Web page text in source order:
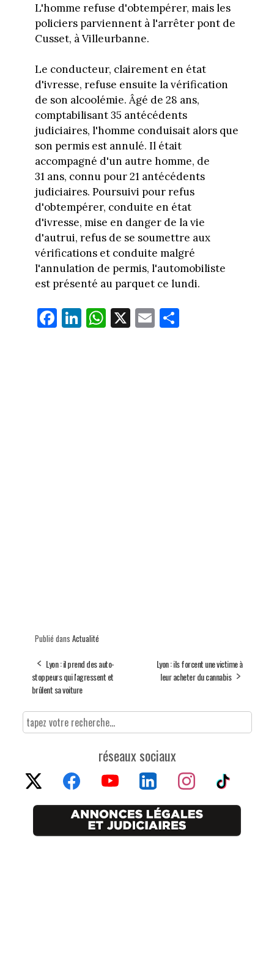
L'homme refuse d'obtempérer, mais les
policiers parviennent à l'arrêter pont de
Cusset, à Villeurbanne.
Le conducteur, clairement en état
d'ivresse, refuse ensuite la vérification
de son alcoolémie. Âgé de 28 ans,
comptabilisant 35 antécédents
judiciaires, l'homme conduisait alors que
son permis est annulé. Il était
accompagné d'un autre homme, de
31 ans, connu pour 21 antécédents
judiciaires. Poursuivi pour refus
d'obtempérer, conduite en état
d'ivresse, mise en danger de la vie
d'autrui, refus de se soumettre aux
vérifications et conduite malgré
l'annulation de permis, l'automobiliste
est présenté au parquet ce lundi.
Fa
ce
Li
nk
W
ha
X E
m
Pa
rt
Publié dans Actualité
Lyon : il prend des auto-
stoppeurs qui l'agressent et
brûlent sa voiture
Lyon : ils forcent une victime à
leur acheter du cannabis
réseaux sociaux